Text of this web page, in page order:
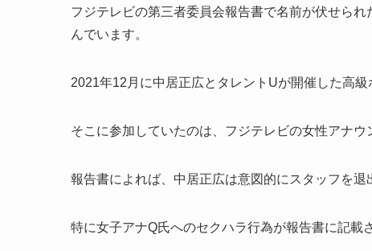
フジテレビの第三者委員会報告書で名前が伏せら
んでいます。
2021年12月に中居正広とタレントUが開催した高
そこに参加していたのは、フジテレビの女性アナウ
報告書によれば、中居正広は意図的にスタッフを退
特に女子アナQ氏へのセクハラ行為が報告書に記載